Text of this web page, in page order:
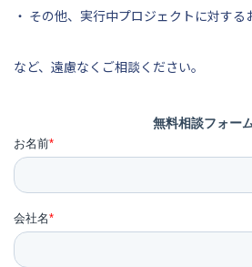
・ その他、実行中プロジェクトに対する
など、遠慮なくご相談ください。